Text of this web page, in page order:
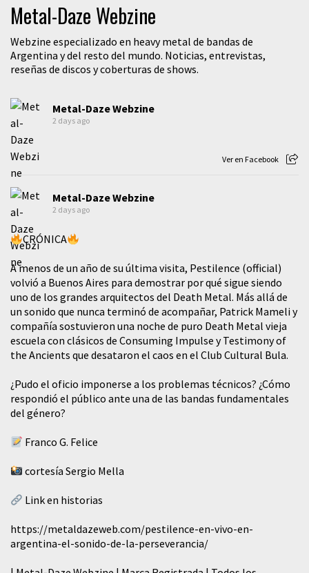
Metal-Daze Webzine
Webzine especializado en heavy metal de bandas de
Argentina y del resto del mundo. Noticias, entrevistas,
reseñas de discos y coberturas de shows.
Metal-Daze Webzine
2 days ago
Ver en Facebook
Metal-Daze Webzine
2 days ago
CRÓNICA
A menos de un año de su última visita, Pestilence (official)
volvió a Buenos Aires para demostrar por qué sigue siendo
uno de los grandes arquitectos del Death Metal. Más allá de
un sonido que nunca terminó de acompañar, Patrick Mameli y
compañía sostuvieron una noche de puro Death Metal vieja
escuela con clásicos de Consuming Impulse y Testimony of
the Ancients que desataron el caos en el Club Cultural Bula.
¿Pudo el oficio imponerse a los problemas técnicos? ¿Cómo
respondió el público ante una de las bandas fundamentales
del género?
Franco G. Felice
cortesía Sergio Mella
Link en historias
https://metaldazeweb.com/pestilence-en-vivo-en-
argentina-el-sonido-de-la-perseverancia/